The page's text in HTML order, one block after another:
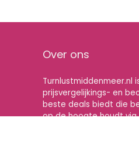
Over ons
Turnlustmiddenmeer.nl
prijsvergelijkings- en
beste deals biedt die
op de hoogte houdt